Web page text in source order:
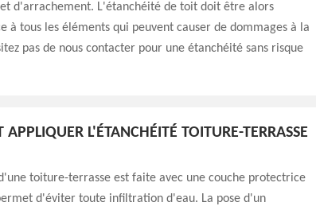
d'arrachement. L'étanchéité de toit doit être alors
à tous les éléments qui peuvent causer de dommages à la
pas de nous contacter pour une étanchéité sans risque
L'ÉTANCHÉITÉ TOITURE-TERRASSE
toiture-terrasse est faite avec une couche protectrice
d'éviter toute infiltration d'eau. La pose d'un